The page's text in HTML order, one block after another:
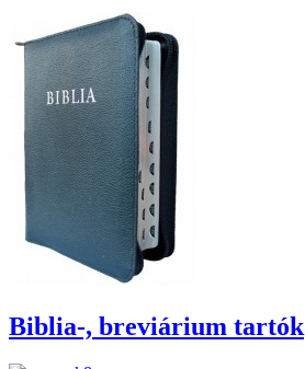
Biblia-, breviárium tartók